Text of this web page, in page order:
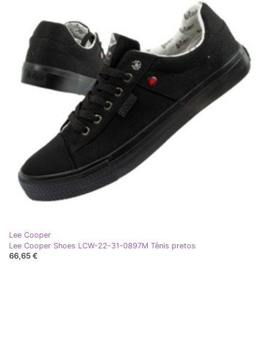
Lee Cooper
Lee Cooper Shoes LCW-22-31-0897M Tênis pretos
66,65 €